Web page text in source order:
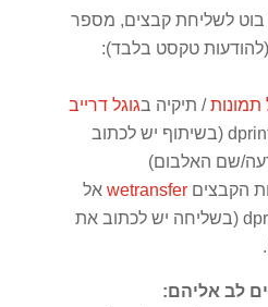
מספר בוט לשליחת קבצים, מספר
טקסט בלבד):
תמונות/ תיקיה בגוגל דרייב
עם איימל dprint@dprint.co.il (בשיתוף יש לכתוב
שם האלבום)
הקבצים wetransferאל
האיימל dprint@dprint.co.il (בשליחה יש לכתוב את
לב אליהם: